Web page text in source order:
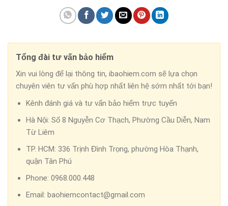
Tổng đài tư vấn bảo hiểm
Xin vui lòng để lại thông tin, ibaohiem.com sẽ lựa chọn
chuyên viên tư vấn phù hợp nhất liên hệ sớm nhất tới bạn!
Kênh đánh giá và tư vấn bảo hiểm trực tuyến
Hà Nội: Số 8 Nguyễn Cơ Thạch, Phường Cầu Diễn, Nam
Từ Liêm
TP. HCM: 336 Trịnh Đình Trọng, phường Hòa Thạnh,
quận Tân Phú
Phone: 0968.000.448
Email: baohiemcontact@gmail.com